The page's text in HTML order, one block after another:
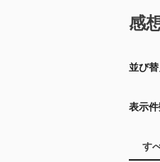
感
並び替
表示
す